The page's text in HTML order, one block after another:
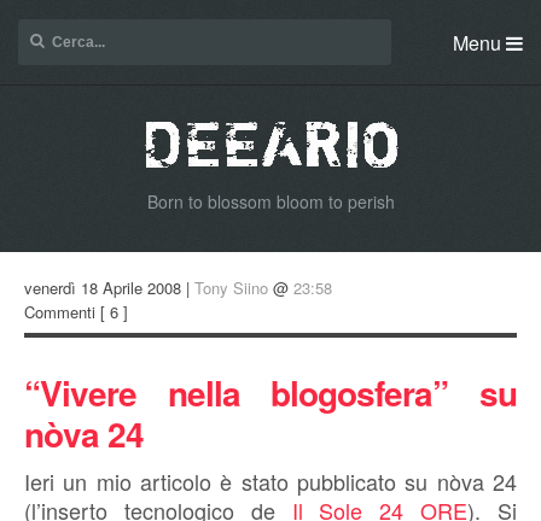
Menu
Born to blossom bloom to perish
venerdì 18 Aprile 2008 | Tony Siino @ 23:58
Commenti [ 6 ]
“Vivere nella blogosfera” su
nòva 24
Ieri un mio articolo è stato pubblicato su nòva 24
(l’inserto tecnologico de Il Sole 24 ORE). Si